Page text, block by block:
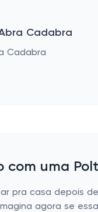
Cadabra
com uma
pra casa depois
agora se